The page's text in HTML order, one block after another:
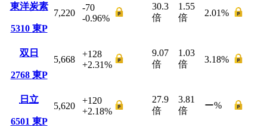
東洋炭素
5310 東P
7,220
-70
-0.96%
30.3
倍
1.55
倍
2.01%
双日
2768 東P
5,668
+128
+2.31%
9.07
倍
1.03
倍
3.18%
日立
6501 東P
5,620
+120
+2.18%
27.9
倍
3.81
倍
ー%